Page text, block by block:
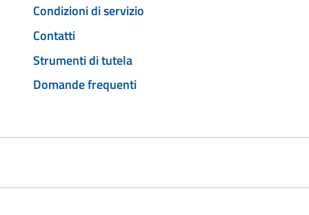
Condizioni di servizio
Contatti
Strumenti di tutela
Domande frequenti